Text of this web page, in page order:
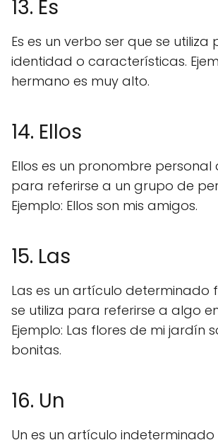
13. Es
Es es un verbo ser que se
identidad o características.
hermano es muy alto.
14. Ellos
Ellos es un pronombre personal
para referirse a un grupo de
Ejemplo: Ellos son mis amigos.
15. Las
Las es un artículo determinado
se utiliza para referirse a algo
Ejemplo: Las flores de mi jardín
bonitas.
16. Un
Un es un artículo